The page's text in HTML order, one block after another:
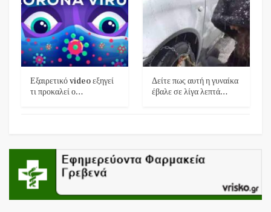
Εξαιρετικό video εξηγεί
τι προκαλεί ο…
Δείτε πως αυτή η γυναίκα
έβαλε σε λίγα λεπτά…